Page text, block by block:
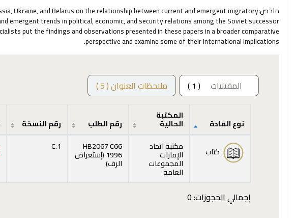
ملخص:Ukraine, and Belarus on the relationship between current and emergent migratory
emergent trends in political, economic, and security relations among the Soviet successor
put the findings and observations presented in these papers in a broader comparative
perspective and examine some of their international implications.
المقتنيات ( 1 ) ملاحظات العنوان ( 5 )
المقتنيات
نوع المادة
المكتبة
الحالية رقم الطلب رقم النسخة
كتاب مكتبة اتحاد
الإمارات
المجموعات
العامة
HB2067 C66
1996 ( إستعراض
الرف(يفتح أدناه)
)
C.1
إجمالي الحجوزات: 0